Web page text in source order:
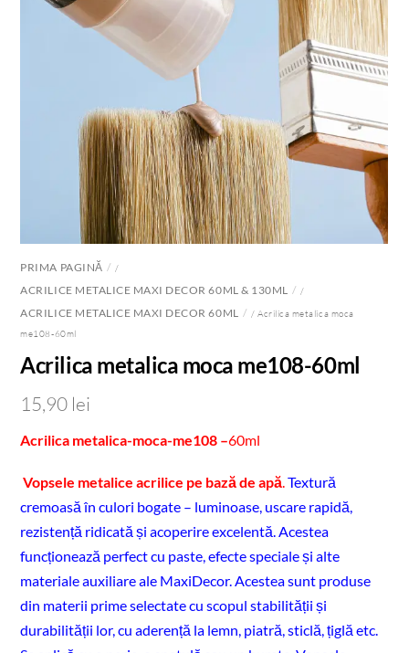
PRIMA PAGINĂ /
ACRILICE METALICE MAXI DECOR 60ML & 130ML /
ACRILICE METALICE MAXI DECOR 60ML
/ Acrilica metalica moca
me108-60ml
Acrilica metalica moca me108-60ml
15,90 lei
Acrilica metalica-moca-me108 –60ml
Vopsele metalice acrilice pe bază de apă.Textură
cremoasă în culori bogate – luminoase, uscare rapidă,
rezistență ridicată și acoperire excelentă. Acestea
funcționează perfect cu paste, efecte speciale și alte
materiale auxiliare ale MaxiDecor. Acestea sunt produse
din materii prime selectate cu scopul stabilității și
durabilității lor, cu aderență la lemn, piatră, sticlă, țiglă etc.